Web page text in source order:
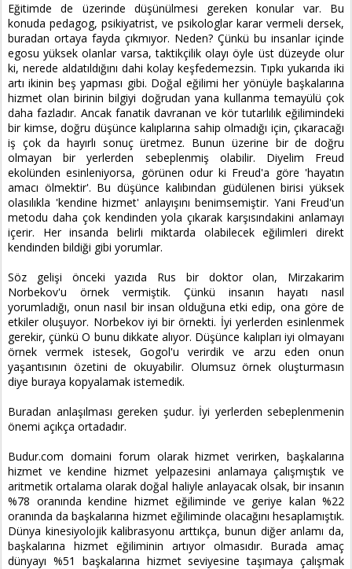
Eğitimde de üzerinde düşünülmesi gereken konular var. Bu
konuda pedagog, psikiyatrist, ve psikologlar karar vermeli dersek,
buradan ortaya fayda çıkmıyor. Neden? Çünkü bu insanlar içinde
egosu yüksek olanlar varsa, taktikçilik olayı öyle üst düzeyde olur
ki, nerede aldatıldığını dahi kolay keşfedemezsin. Tıpkı yukarıda iki
artı ikinin beş yapması gibi. Doğal eğilimi her yönüyle başkalarına
hizmet olan birinin bilgiyi doğrudan yana kullanma temayülü çok
daha fazladır. Ancak fanatik davranan ve kör tutarlılık eğilimindeki
bir kimse, doğru düşünce kalıplarına sahip olmadığı için, çıkaracağı
iş çok da hayırlı sonuç üretmez. Bunun üzerine bir de doğru
olmayan bir yerlerden sebeplenmiş olabilir. Diyelim Freud
ekolünden esinleniyorsa, görünen odur ki Freud'a göre 'hayatın
amacı ölmektir'. Bu düşünce kalıbından güdülenen birisi yüksek
olasılıkla 'kendine hizmet' anlayışını benimsemiştir. Yani Freud'un
metodu daha çok kendinden yola çıkarak karşısındakini anlamayı
içerir. Her insanda belirli miktarda olabilecek eğilimleri direkt
kendinden bildiği gibi yorumlar.
Söz gelişi önceki yazıda Rus bir doktor olan, Mirzakarim
Norbekov'u örnek vermiştik. Çünkü insanın hayatı nasıl
yorumladığı, onun nasıl bir insan olduğuna etki edip, ona göre de
etkiler oluşuyor. Norbekov iyi bir örnekti. İyi yerlerden esinlenmek
gerekir, çünkü O bunu dikkate alıyor. Düşünce kalıpları iyi olmayanı
örnek vermek istesek, Gogol'u verirdik ve arzu eden onun
yaşantısının özetini de okuyabilir. Olumsuz örnek oluşturmasın
diye buraya kopyalamak istemedik.
Buradan anlaşılması gereken şudur. İyi yerlerden sebeplenmenin
önemi açıkça ortadadır.
Budur.com domaini forum olarak hizmet verirken, başkalarına
hizmet ve kendine hizmet yelpazesini anlamaya çalışmıştık ve
aritmetik ortalama olarak doğal haliyle anlayacak olsak, bir insanın
%78 oranında kendine hizmet eğiliminde ve geriye kalan %22
oranında da başkalarına hizmet eğiliminde olacağını hesaplamıştık.
Dünya kinesiyolojik kalibrasyonu arttıkça, bunun diğer anlamı da,
başkalarına hizmet eğiliminin artıyor olmasıdır. Burada amaç
dünyayı %51 başkalarına hizmet seviyesine taşımaya çalışmak